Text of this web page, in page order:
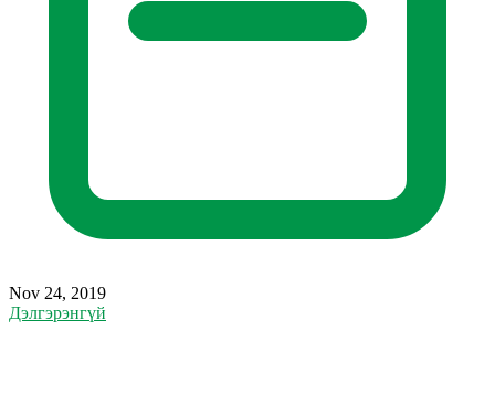
Nov 24, 2019
Дэлгэрэнгүй